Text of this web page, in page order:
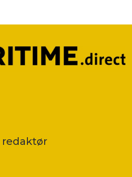
redaktør